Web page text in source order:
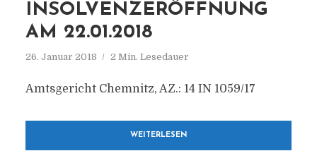
INSOLVENZERÖFFNUNG
AM 22.01.2018
26. Januar 2018 2 Min. Lesedauer
Amtsgericht Chemnitz, AZ.: 14 IN 1059/17
WEITERLESEN